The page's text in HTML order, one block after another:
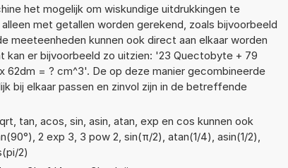
het mogelijk om wiskundige uitdrukkingen te
met getallen worden gerekend, zoals bijvoorbeeld
meeteenheden kunnen ook direct aan elkaar worden
kan er bijvoorbeeld zo uitzien: '23 Quectobyte + 79
= ? cm^3'. De op deze manier gecombineerde
bij elkaar passen en zinvol zijn in de betreffende
tan, acos, sin, asin, atan, exp en cos kunnen ook
2 exp 3, 3 pow 2, sin(π/2), atan(1/4), asin(1/2),
2)